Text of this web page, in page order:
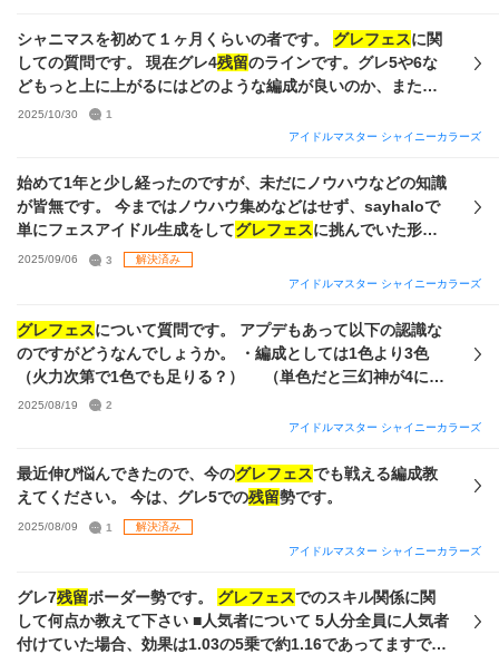
まっているためにどうすれば良いかわからず質問させていた
だきました。 加点できてかつリンク思い出連打ができる編成
が強そう？くらいの知識しかなく、 メモリーブーストやキャ
スコレで今後どうなるのかの予想もつきませんが、 とりあえ
ず今組むとしたらこれかな？がわかれば嬉しいです。 以上に
言われていたので攻略動画を参考に取った方が良いアビリテ
ィはほとんど取りました。でもSTEPで作ったアイドルより全
然強くないんです🥲 もう、どうしたら良いか分かりません。
よく分からない、で済ましたくないので、なんとか頑張って
を強いアイドルを作って楽しみたいです!! どなた
す🙏🙇‍♂️💦 前置きが長い上に言ってることごちゃごちゃですみ
ません💦質問をまとめるので、分かりやすく答えていただけ
ると助かります🙏 ① どうやって編成を組めば良いか分かりま
です！手持ちのアイドルは画像を見て考えて頂けると助かり
ころこの上記の事で悩んでいます💦 何をどうしたら良いか右
も左も分かりません💦色々調べて知識を一気に頭に詰め込み
すぎて何がなにやらといった状況です、、。 詳しく分かりや
すく教えて頂けると幸いです。 よろしくお願いします🙇‍♂️(め
シャニマスを初めて１ヶ月くらいの者です。 グレフェスに関
しての質問です。 現在グレ4残留のラインです。グレ5や6な
どもっと上に上がるにはどのような編成が良いのか、またど
のような考え方で編成、育成を行えばいいのか教えて頂きた
2025/10/30
1
アイドルマスター シャイニーカラーズ
始めて1年と少し経ったのですが、未だにノウハウなどの知識
が皆無です。 今まではノウハウ集めなどはせず、sayhaloで
単にフェスアイドル生成をしてグレフェスに挑んでいた形
で、ポジションなどもあまり意識はしていませんでした。結
地帯におります。しかしグレフェス
のレベ
です。 1.この中で使ったほうがいいP、Sアイドルを教えて下
さい。できればノクチル編成希望です。しかし厳しいような
らば他の編成でも大丈夫です。 2.編成をするに当たって、も
を教えてください。所持は0なのですが、ショップでPはづき
どちらか一枚確保も可能かと存じます。 3.
グレフェス 用編成
をするに当たって必要な、それぞれのプロデュースの立ち回
り方を教えてください。 質問が多くて申し訳ございません。
ご回答お待ちしております
2025/09/06 3
解決済み
アイドルマスター シャイニーカラーズ
グレフェスについて質問です。 アプデもあって以下の認識な
のですがどうなんでしょうか。 ・編成としては1色より3色
（火力次第で1色でも足りる？） （単色だと三幻神が4にア
ビになる？） ・単札より全体札優先 （2.5倍全体よりは5倍
、昇格は厳しい？ Ce本
が厳しくなって、改めて育成し直そうと考えており、参考意
見を伺いたいです。 一応目標は、6まで上がれたらいいなと
思っています。 ちなみに、3人ユニットで編成したとき、残
り2枠はどのアイドルを入れるのがおすすめでしょうか？ 思
2025/08/19
2
アイドルマスター シャイニーカラーズ
最近伸び悩んできたので、今のグレフェスでも戦える編成教
えてください。 今は、グレ5での残留勢です。
2025/08/09 1
解決済み
アイドルマスター シャイニーカラーズ
グレ7残留ボーダー勢です。 グレフェスでのスキル関係に関
して何点か教えて下さい ■人気者について 5人分全員に人気者
付けていた場合、効果は1.03の5乗で約1.16であってますでし